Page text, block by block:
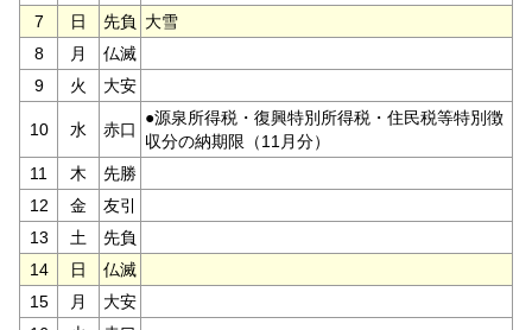
7
日 先負
大雪
8
月
仏滅
9
火 大安
10 水 赤口
●源泉所得税・復興特別所得税・住民税等特別徴
収分の納期限（11月分）
11
木
先勝
12
金
友引
13
土
先負
14
日
仏滅
15
月
大安